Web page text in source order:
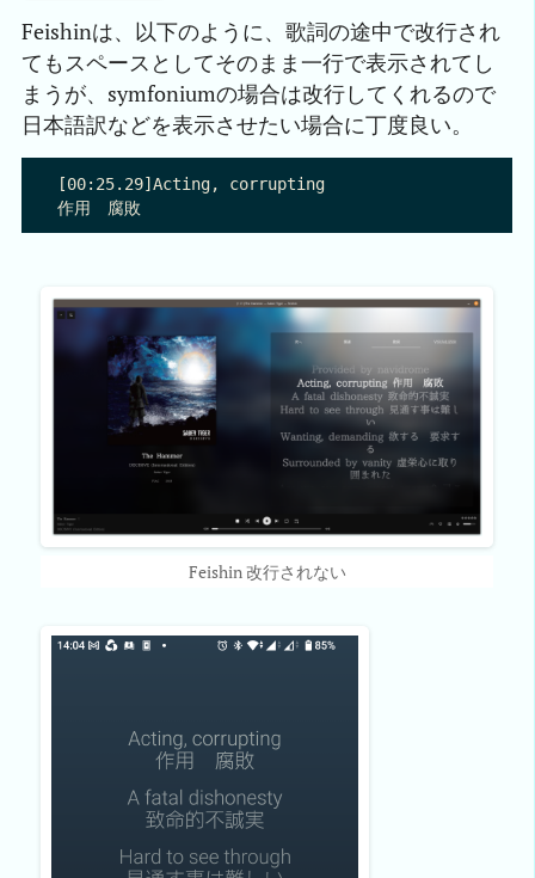
Feishinは、以下のように、歌詞の途中で改行され
てもスペースとしてそのまま一行で表示されてし
まうが、symfoniumの場合は改行してくれるので
日本語訳などを表示させたい場合に丁度良い。
[00:25.29]Acting, corrupting
Feishin 改行されない